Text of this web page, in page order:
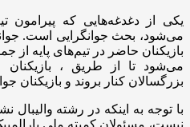
یکی از دغدغه‌هایی که پیرامون
می‌شود، بحث جوانگرایی است.
بازیکنان حاضر در تیم‌های پایه از
می‌شود تا از طریق ،
بزرگسالان کنار بروند و بازیکنان
با توجه به اینکه در رشته
نیست، مسئولان کمیته ملی